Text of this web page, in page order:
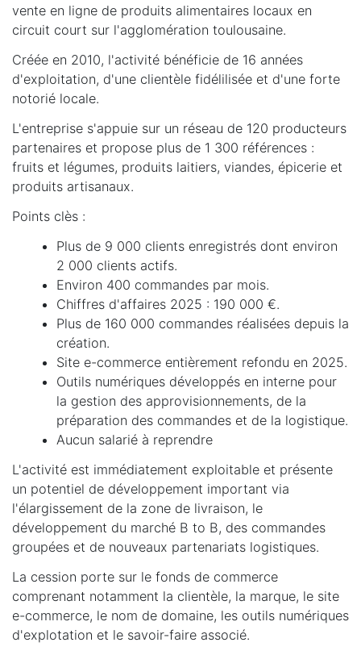
vente en ligne de produits alimentaires locaux en
circuit court sur l'agglomération toulousaine.
Créée en 2010, l'activité bénéficie de 16 années
d'exploitation, d'une clientèle fidélilisée et d'une forte
notorié locale.
L'entreprise s'appuie sur un réseau de 120 producteurs
partenaires et propose plus de 1 300 références :
fruits et légumes, produits laitiers, viandes, épicerie et
produits artisanaux.
Points clès :
Plus de 9 000 clients enregistrés dont environ
2 000 clients actifs.
Environ 400 commandes par mois.
Chiffres d'affaires 2025 : 190 000 €.
Plus de 160 000 commandes réalisées depuis la
création.
Site e-commerce entièrement refondu en 2025.
Outils numériques développés en interne pour
la gestion des approvisionnements, de la
préparation des commandes et de la logistique.
Aucun salarié à reprendre
L'activité est immédiatement exploitable et présente
un potentiel de développement important via
l'élargissement de la zone de livraison, le
développement du marché B to B, des commandes
groupées et de nouveaux partenariats logistiques.
La cession porte sur le fonds de commerce
comprenant notamment la clientèle, la marque, le site
e-commerce, le nom de domaine, les outils numériques
d'explotation et le savoir-faire associé.